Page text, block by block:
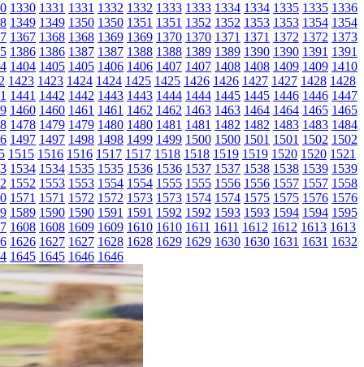
1330 1331 1331 1332 1332 1333 1333 1334 1334 1335 1335 1336
1349 1349 1350 1350 1351 1351 1352 1352 1353 1353 1354 1354
1367 1368 1368 1369 1369 1370 1370 1371 1371 1372 1372 1373
1386 1386 1387 1387 1388 1388 1389 1389 1390 1390 1391 1391
1404 1405 1405 1406 1406 1407 1407 1408 1408 1409 1409 1410
1423 1423 1424 1424 1425 1425 1426 1426 1427 1427 1428 1428
1441 1442 1442 1443 1443 1444 1444 1445 1445 1446 1446 1447
1460 1460 1461 1461 1462 1462 1463 1463 1464 1464 1465 1465
1478 1479 1479 1480 1480 1481 1481 1482 1482 1483 1483 1484
1497 1497 1498 1498 1499 1499 1500 1500 1501 1501 1502 1502
1515 1516 1516 1517 1517 1518 1518 1519 1519 1520 1520 1521
1534 1534 1535 1535 1536 1536 1537 1537 1538 1538 1539 1539
1552 1553 1553 1554 1554 1555 1555 1556 1556 1557 1557 1558
1571 1571 1572 1572 1573 1573 1574 1574 1575 1575 1576 1576
1589 1590 1590 1591 1591 1592 1592 1593 1593 1594 1594 1595
1608 1608 1609 1609 1610 1610 1611 1611 1612 1612 1613 1613
1626 1627 1627 1628 1628 1629 1629 1630 1630 1631 1631 1632
1645 1645 1646 1646